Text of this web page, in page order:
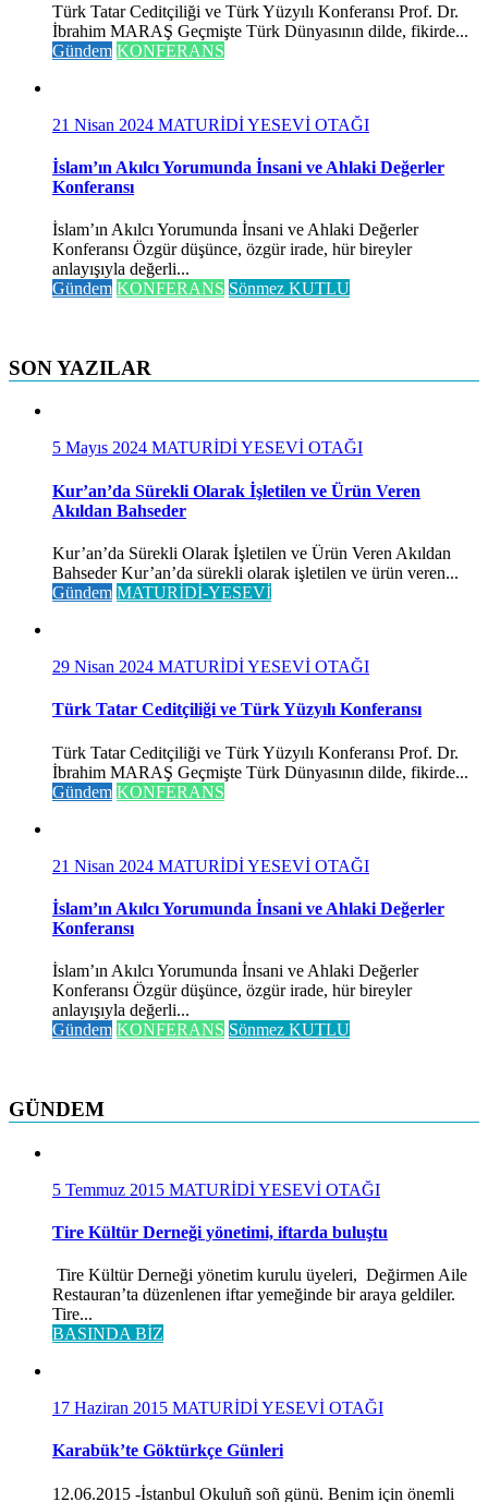
Türk Tatar Ceditçiliği ve Türk Yüzyılı Konferansı Prof. Dr.
İbrahim MARAŞ Geçmişte Türk Dünyasının dilde, fikirde...
Gündem KONFERANS
21 Nisan 2024 MATURİDİ YESEVİ OTAĞI
İslam’ın Akılcı Yorumunda İnsani ve Ahlaki Değerler
Konferansı
İslam’ın Akılcı Yorumunda İnsani ve Ahlaki Değerler
Konferansı Özgür düşünce, özgür irade, hür bireyler
anlayışıyla değerli...
Gündem KONFERANS Sönmez KUTLU
SON YAZILAR
5 Mayıs 2024 MATURİDİ YESEVİ OTAĞI
Kur’an’da Sürekli Olarak İşletilen ve Ürün Veren
Akıldan Bahseder
Kur’an’da Sürekli Olarak İşletilen ve Ürün Veren Akıldan
Bahseder Kur’an’da sürekli olarak işletilen ve ürün veren...
Gündem MATURİDİ-YESEVİ
29 Nisan 2024 MATURİDİ YESEVİ OTAĞI
Türk Tatar Ceditçiliği ve Türk Yüzyılı Konferansı
Türk Tatar Ceditçiliği ve Türk Yüzyılı Konferansı Prof. Dr.
İbrahim MARAŞ Geçmişte Türk Dünyasının dilde, fikirde...
Gündem KONFERANS
21 Nisan 2024 MATURİDİ YESEVİ OTAĞI
İslam’ın Akılcı Yorumunda İnsani ve Ahlaki Değerler
Konferansı
İslam’ın Akılcı Yorumunda İnsani ve Ahlaki Değerler
Konferansı Özgür düşünce, özgür irade, hür bireyler
anlayışıyla değerli...
Gündem KONFERANS Sönmez KUTLU
GÜNDEM
5 Temmuz 2015 MATURİDİ YESEVİ OTAĞI
Tire Kültür Derneği yönetimi, iftarda buluştu
Tire Kültür Derneği yönetim kurulu üyeleri, Değirmen Aile
Restauran’ta düzenlenen iftar yemeğinde bir araya geldiler.
Tire...
BASINDA BİZ
17 Haziran 2015 MATURİDİ YESEVİ OTAĞI
Karabük’te Göktürkçe Günleri
12.06.2015 -İstanbul Okuluñ soñ günü. Benim için önemli